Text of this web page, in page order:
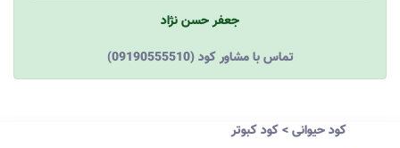
جعفر حسن نژاد
(09190555510) تماس با مشاور کود
کود حیوانی>کود کبوتر